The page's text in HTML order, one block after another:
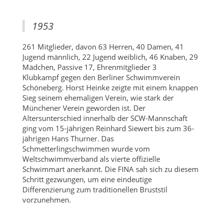
1953
261 Mitglieder, davon 63 Herren, 40 Damen, 41
Jugend männlich, 22 Jugend weiblich, 46 Knaben, 29
Mädchen, Passive 17, Ehrenmitglieder 3
Klubkampf gegen den Berliner Schwimmverein
Schöneberg. Horst Heinke zeigte mit einem knappen
Sieg seinem ehemaligen Verein, wie stark der
Münchener Verein geworden ist. Der
Altersunterschied innerhalb der SCW-Mannschaft
ging vom 15-jährigen Reinhard Siewert bis zum 36-
jährigen Hans Thurner. Das
Schmetterlingschwimmen wurde vom
Weltschwimmverband als vierte offizielle
Schwimmart anerkannt. Die FINA sah sich zu diesem
Schritt gezwungen, um eine eindeutige
Differenzierung zum traditionellen Bruststil
vorzunehmen.